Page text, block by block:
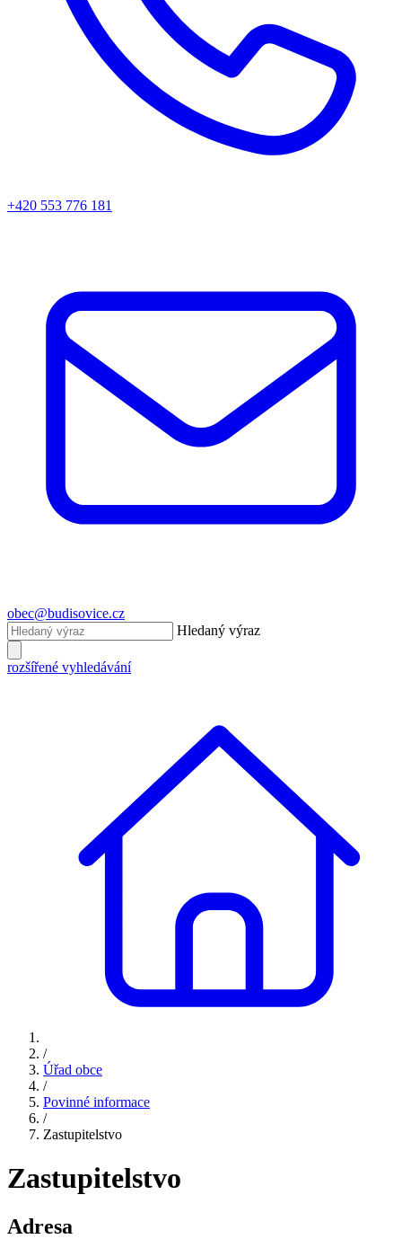
+420 553 776 181
obec@budisovice.cz
Hledaný výraz
rozšířené vyhledávání
/
Úřad obce
/
Povinné informace
/
Zastupitelstvo
Zastupitelstvo
Adresa